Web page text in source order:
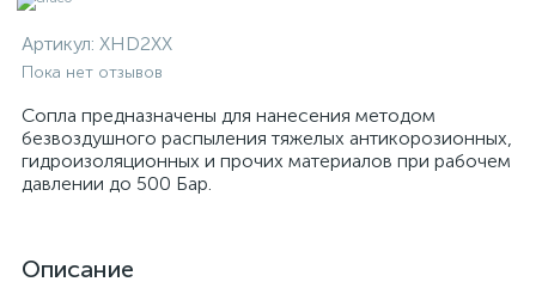
Артикул: XHD2XX
Пока нет отзывов
Сопла предназначены для нанесения методом
безвоздушного распыления тяжелых антикорозионных,
гидроизоляционных и прочих материалов при рабочем
давлении до 500 Бар.
Описание